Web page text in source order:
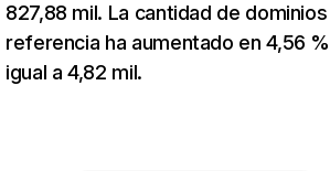
827,88 mil. La cantidad de
referencia ha aumentado en 4,56
igual a 4,82 mil.